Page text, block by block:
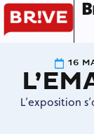
16
L’exposition